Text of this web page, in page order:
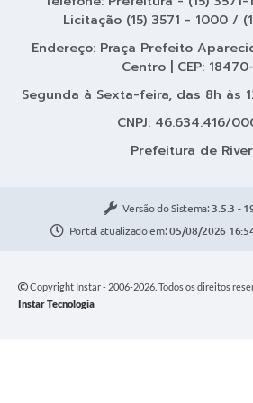
Licitação (15) 3571 - 1000 /
Endereço: Praça Prefeito
Centro | CEP:
Segunda à Sexta-feira, das 8h às
CNPJ: 46.634.416/
Prefeitura de
Versão do Sistema: 3.5.3 -
Portal atualizado em:05/08/2026
Copyright Instar - 2006-2026. Todos os direitos
Instar Tecnologia